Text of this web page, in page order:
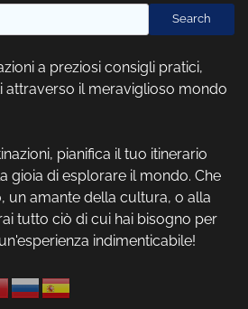
Search
a preziosi consigli pratici,
attraverso il meraviglioso mondo
pianifica il tuo itinerario
gioia di esplorare il mondo. Che
un amante della cultura, o alla
tutto ciò di cui hai bisogno per
indimenticabile!